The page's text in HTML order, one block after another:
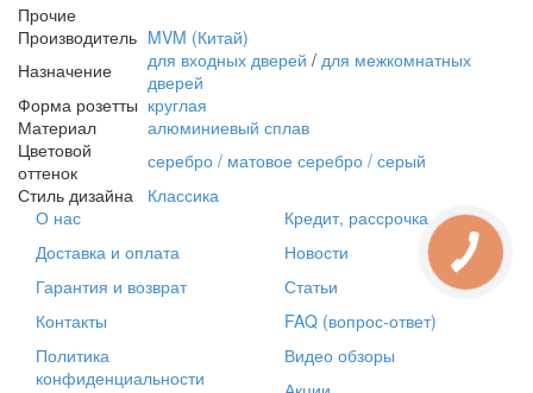
Прочие
Производитель MVM (Китай)
Назначение
для входных дверей / для межкомнатных
дверей
Форма розетты круглая
Материал
алюминиевый сплав
Цветовой
оттенок
серебро / матовое серебро / серый
Стиль дизайна
Классика
О нас
Доставка и оплата
Гарантия и возврат
Контакты
Политика
конфиденциальности
Кредит, рассрочка
Новости
Статьи
FAQ (вопрос-ответ)
Видео обзоры